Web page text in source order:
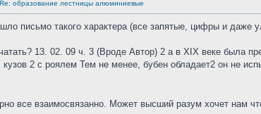
Re: образование лестницы алюминиевые
письмо такого характера (все запятые, цифры и даже
13. 02. 09 ч. 3 (Вроде Автор) 2 а в XIX веке была
2 с роялем Тем не менее, бубен обладает2 он не
все взаимосвязанно. Может высший разум хочет нам